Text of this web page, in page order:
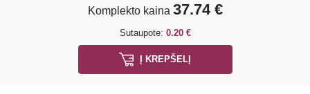
Komplekto kaina 37.74 €
Sutaupote: 0.20 €
Į KREPŠELĮ